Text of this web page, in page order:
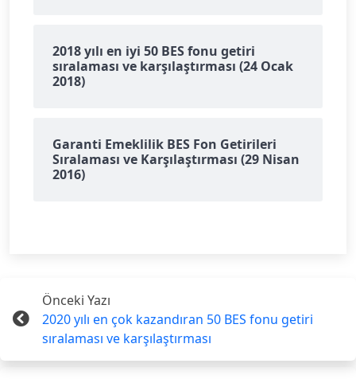
2018 yılı en iyi 50 BES fonu getiri
sıralaması ve karşılaştırması (24 Ocak
2018)
Garanti Emeklilik BES Fon Getirileri
Sıralaması ve Karşılaştırması (29 Nisan
2016)
Önceki Yazı
2020 yılı en çok kazandıran 50 BES fonu getiri
sıralaması ve karşılaştırması